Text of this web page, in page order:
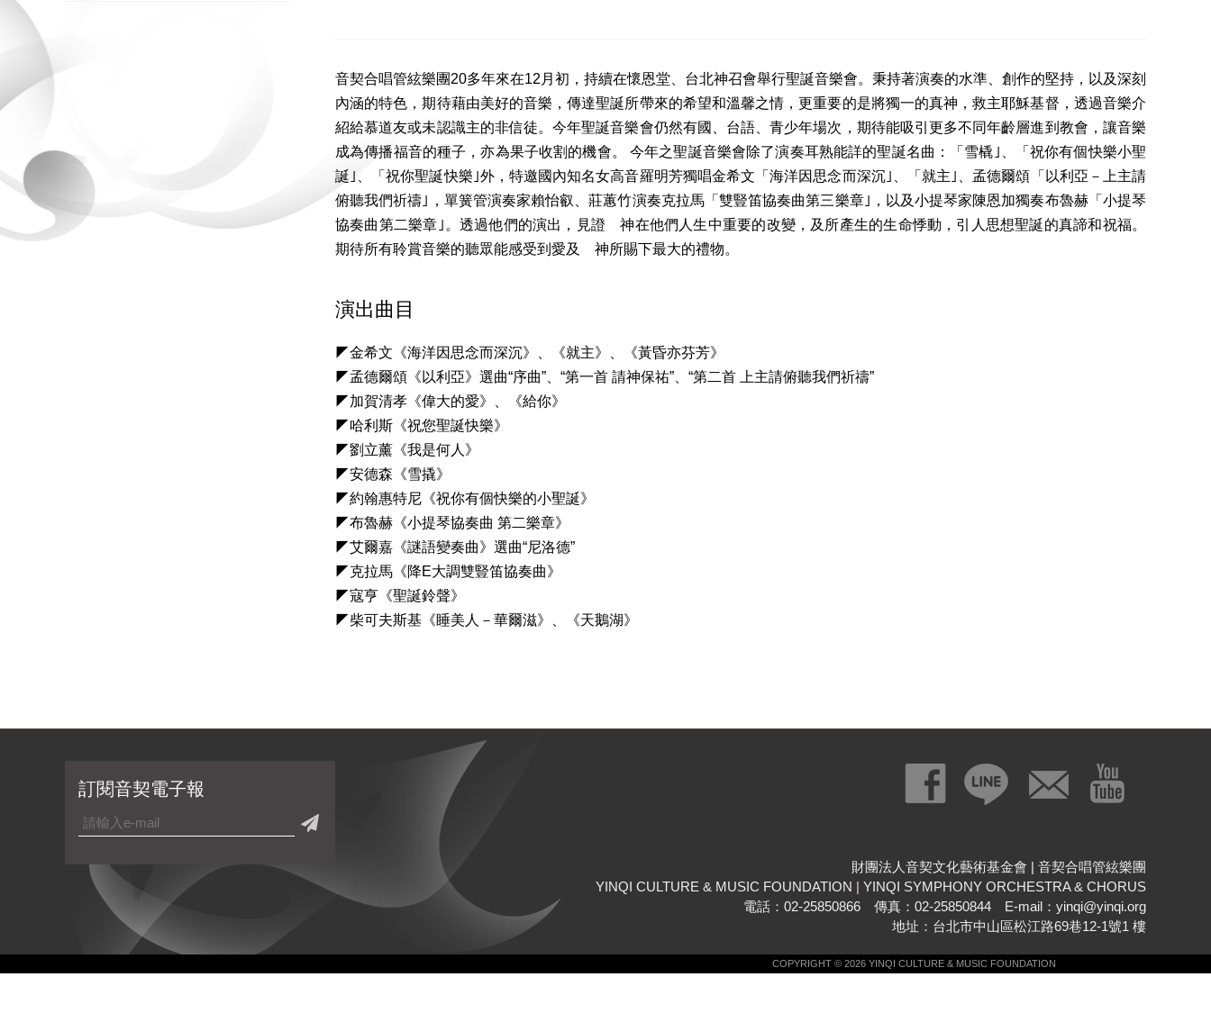
音契合唱管絃樂團20多年來在12月初，持續在懷恩堂、台北神召會舉行聖誕音樂會。秉持著演奏的水準、創作的堅持，以及深刻
內涵的特色，期待藉由美好的音樂，傳達聖誕所帶來的希望和溫馨之情，更重要的是將獨一的真神，救主耶穌基督，透過音樂介
紹給慕道友或未認識主的非信徒。今年聖誕音樂會仍然有國、台語、青少年場次，期待能吸引更多不同年齡層進到教會，讓音樂
成為傳播福音的種子，亦為果子收割的機會。 今年之聖誕音樂會除了演奏耳熟能詳的聖誕名曲：「雪橇｣、「祝你有個快樂小聖
誕｣、「祝你聖誕快樂｣外，特邀國內知名女高音羅明芳獨唱金希文「海洋因思念而深沉｣、「就主｣、孟德爾頌「以利亞－上主請
俯聽我們祈禱｣，單簧管演奏家賴怡叡、莊蕙竹演奏克拉馬「雙豎笛協奏曲第三樂章｣，以及小提琴家陳恩加獨奏布魯赫「小提琴
協奏曲第二樂章｣。透過他們的演出，見證 神在他們人生中重要的改變，及所產生的生命悸動，引人思想聖誕的真諦和祝福。
期待所有聆賞音樂的聽眾能感受到愛及 神所賜下最大的禮物。
演出曲目
◤金希文《海洋因思念而深沉》、《就主》、《黃昏亦芬芳》
◤孟德爾頌《以利亞》選曲“序曲”、“第一首 請神保祐”、“第二首 上主請俯聽我們祈禱”
◤加賀清孝《偉大的愛》、《給你》
◤哈利斯《祝您聖誕快樂》
◤劉立薰《我是何人》
◤安德森《雪撬》
◤約翰惠特尼《祝你有個快樂的小聖誕》
◤布魯赫《小提琴協奏曲 第二樂章》
◤艾爾嘉《謎語變奏曲》選曲“尼洛德”
◤克拉馬《降E大調雙豎笛協奏曲》
◤寇亨《聖誕鈴聲》
◤柴可夫斯基《睡美人－華爾滋》、《天鵝湖》
財團法人音契文化藝術基金會 | 音契合唱管絃樂團
YINQI CULTURE & MUSIC FOUNDATION | YINQI SYMPHONY ORCHESTRA & CHORUS
電話：02-25850866 傳真：02-25850844 E-mail：yinqi@yinqi.org
地址：台北市中山區松江路69巷12-1號1 樓
訂閱音契電子報
COPYRIGHT © 2026 YINQI CULTURE & MUSIC FOUNDATION